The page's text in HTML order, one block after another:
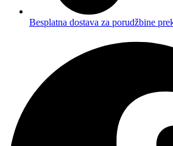
Besplatna dostava za porudžbine